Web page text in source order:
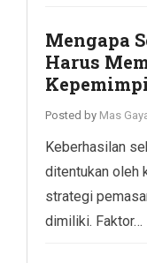
Mengapa
Harus
Posted by Mas
Keberhasilan
ditentukan oleh
strategi
dimiliki. Faktor…